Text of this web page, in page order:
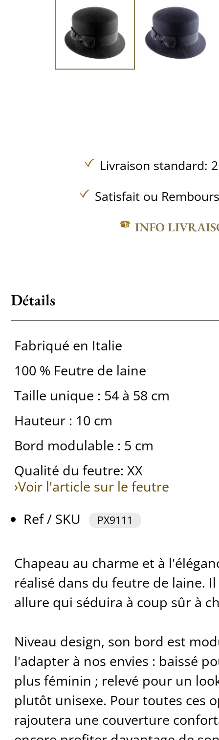
Livraison standard:
Satisfait ou
INFO
Détails
Fabriqué en Italie
100 % Feutre de laine
Taille unique : 54 à 58 cm
Hauteur : 10 cm
Bord modulable : 5 cm
Qualité du feutre: XX
›Voir l'article sur le feutre
Ref / SKU
PX9111
Chapeau au charme et à
réalisé dans du feutre de laine.
allure qui séduira à coup sûr à
Niveau design, son bord est
l'adapter à nos envies : baissé
plus féminin ; relevé pour un
plutôt unisexe. Pour toutes ces
rajoutera une couverture